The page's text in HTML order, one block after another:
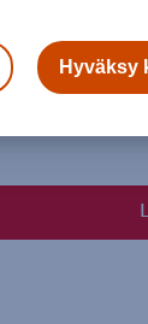
29
Hyväksy